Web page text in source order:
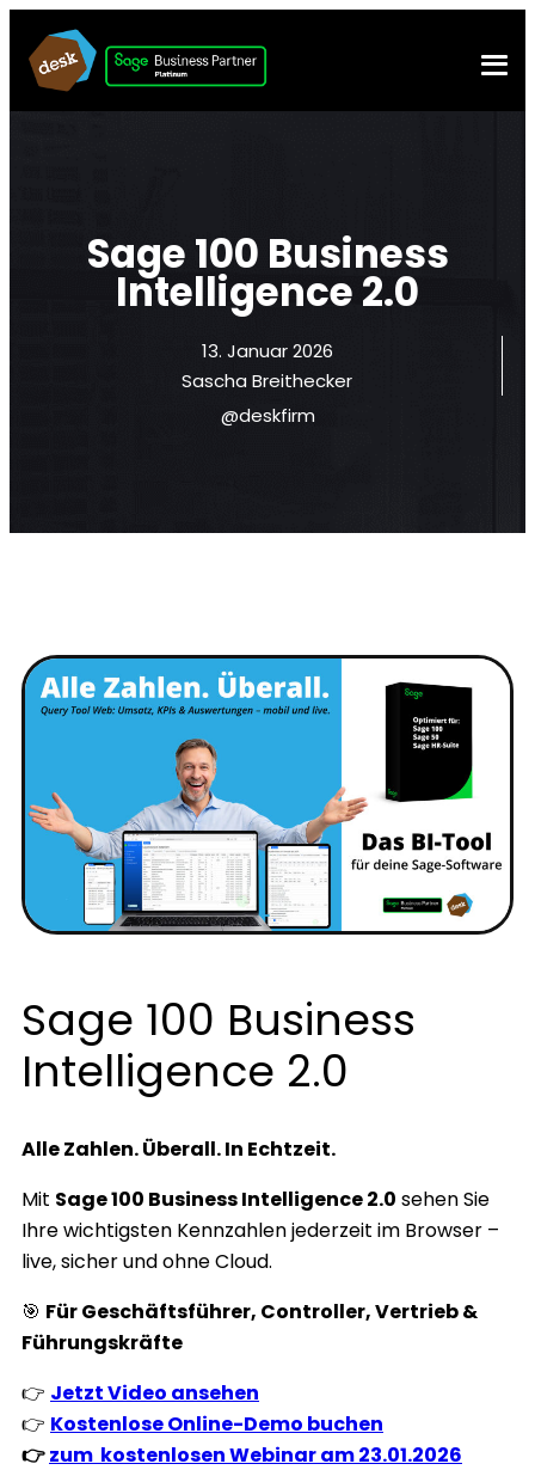
Sage 100 Business
Intelligence 2.0
13. Januar 2026
Sascha Breithecker
@deskfirm
Sage 100 Business
Intelligence 2.0
Alle Zahlen. Überall. In Echtzeit.
Mit Sage 100 Business Intelligence 2.0 sehen Sie
Ihre wichtigsten Kennzahlen jederzeit im Browser –
live, sicher und ohne Cloud.
🎯 Für Geschäftsführer, Controller, Vertrieb &
Führungskräfte
👉 Jetzt Video ansehen
👉 Kostenlose Online-Demo buchen
👉zum kostenlosen Webinar am 23.01.2026